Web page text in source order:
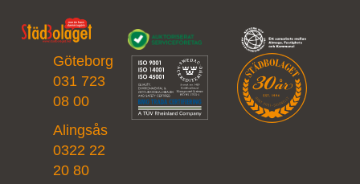
Göteborg
031 723
08 00
Alingsås
0322 22
20 80